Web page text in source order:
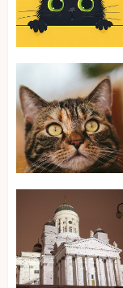
2
3
4